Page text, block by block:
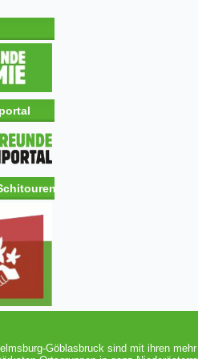
Göblasbruck sind mit ihren